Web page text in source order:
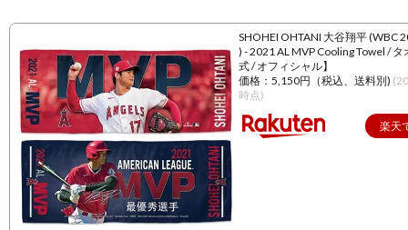
SHOHEI OHTANI 大谷翔平 (WBC
) - 2021 AL MVP Cooling Towel / タ
式 / オフィシャル】
価格：5,150円（税込、送料別)
時点)
楽天